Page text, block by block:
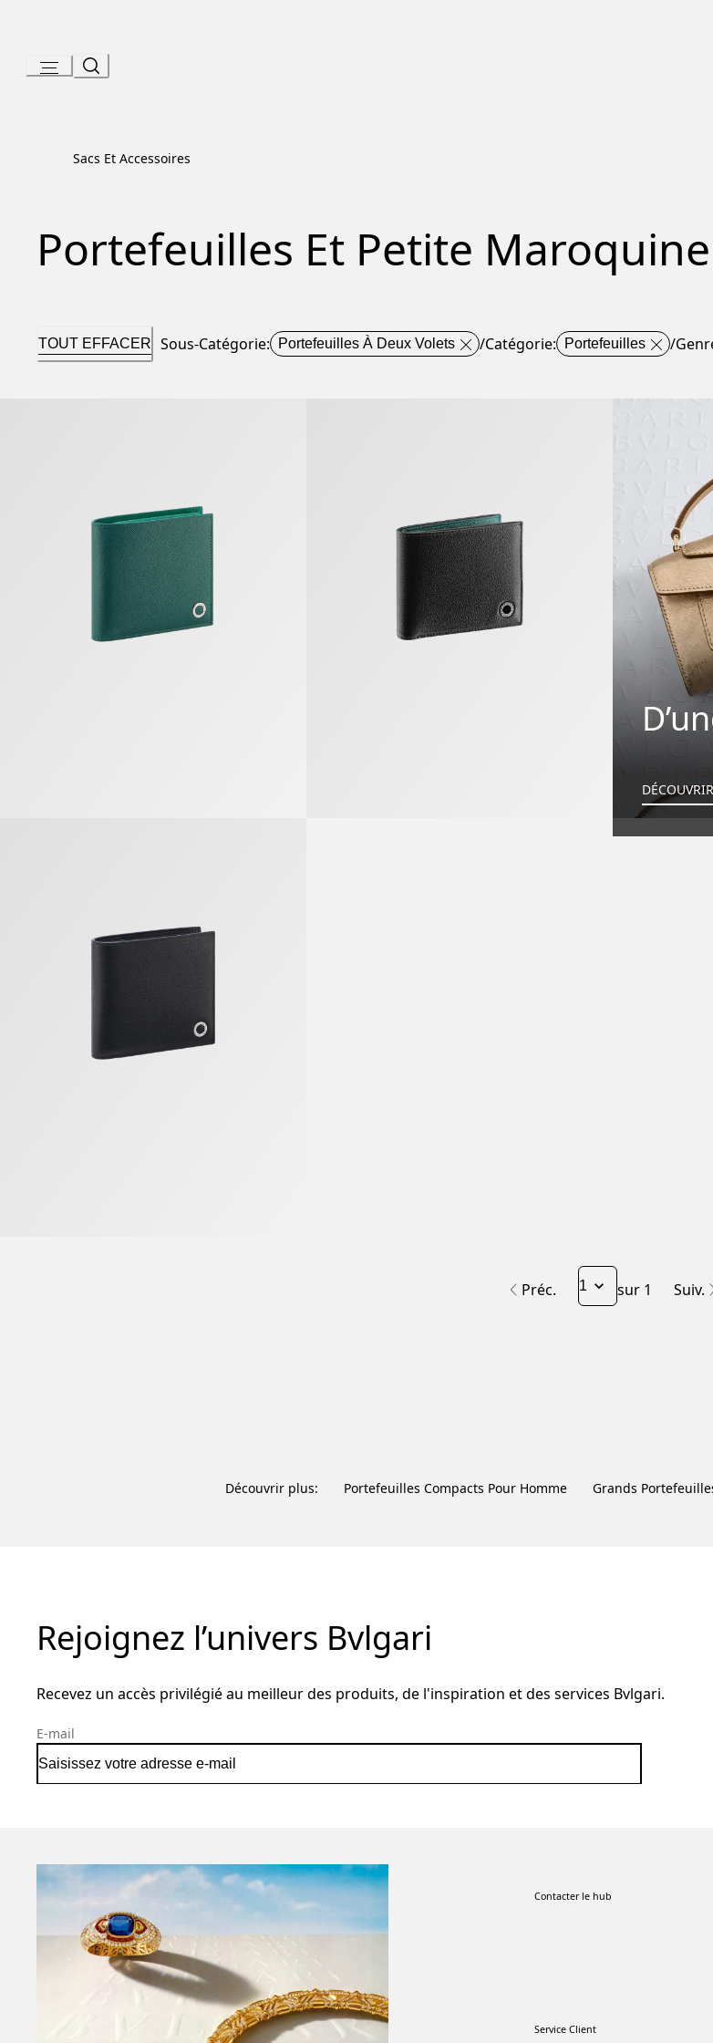
Sacs Et Accessoires
Portefeuilles Et Petite
TOUT EFFACER Sous-Catégorie: Portefeuilles À Deux Volets /Catégorie: Portefeuilles /
DÉCOUVRIR
Préc. sur 1 Suiv.
Découvrir plus: Portefeuilles Compacts Pour Homme Grands
Rejoignez l’univers Bvlgari
Recevez un accès privilégié au meilleur des produits, de l'inspiration et des services Bvlgari.
E-mail
Contacter le hub
Service Client